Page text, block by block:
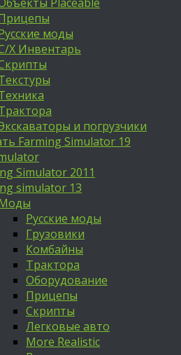
моды
Х Инвентарь
и погрузчики
Farming Simulator 19
Simulator 2011
simulator 13
Русские моды
Грузовики
Комбайны
Трактора
Оборудование
Прицепы
Скрипты
Легковые авто
More Realistic